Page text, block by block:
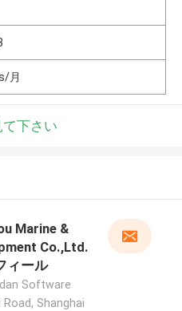
月
下さい
Marine &
Co.,Ltd.
ィール
Software
Road, Shanghai